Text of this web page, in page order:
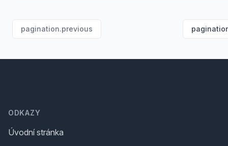
pagination.previous
ODKAZY
Úvodní stránka